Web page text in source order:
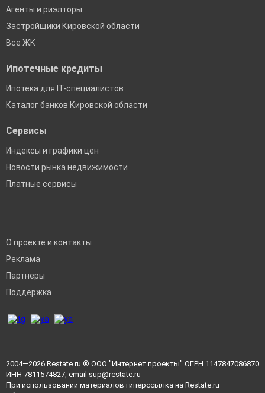
Агенты и риэлторы
Застройщики Кировской области
Все ЖК
Ипотечные кредиты
Ипотека для IT-специалистов
Каталог банков Кировской области
Сервисы
Индексы и графики цен
Новости рынка недвижимости
Платные сервисы
О проекте и контакты
Реклама
Партнеры
Поддержка
2004—2026 Restate.ru ® ООО "Интернет проекты" ОГРН 1147847086870
ИНН 7811574827, email sup@restate.ru
При использовании материалов гиперссылка на Restate.ru